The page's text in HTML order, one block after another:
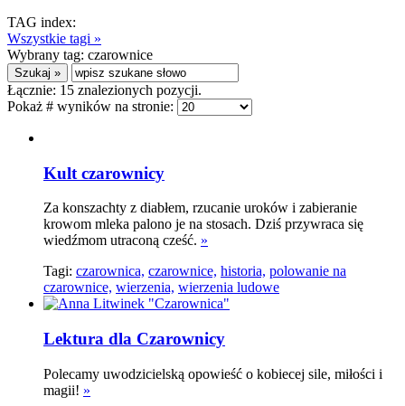
TAG index:
Wszystkie tagi »
Wybrany tag: czarownice
Łącznie: 15 znalezionych pozycji.
Pokaż # wyników na stronie:
Kult czarownicy
Za konszachty z diabłem, rzucanie uroków i zabieranie
krowom mleka palono je na stosach. Dziś przywraca się
wiedźmom utraconą cześć. »
Tagi: czarownica, czarownice, historia, polowanie na
czarownice, wierzenia, wierzenia ludowe
Lektura dla Czarownicy
Polecamy uwodzicielską opowieść o kobiecej sile, miłości i
magii! »